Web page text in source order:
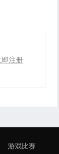
即注册
游戏比赛